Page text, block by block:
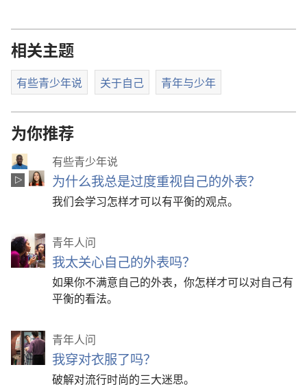
相关主题
有些青少年说 关于自己 青年与少年
为你推荐
有些青少年说
为什么我总是过度重视自己的外表？
我们会学习怎样才可以有平衡的观点。
青年人问
我太关心自己的外表吗？
如果你不满意自己的外表，你怎样才可以对自己有
平衡的看法。
青年人问
我穿对衣服了吗？
破解对流行时尚的三大迷思。